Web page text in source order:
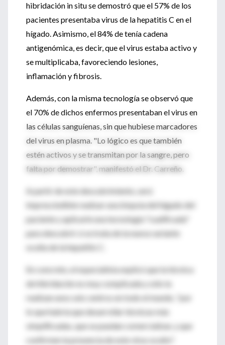
hibridación in situ se demostró que el 57% de los
pacientes presentaba virus de la hepatitis C en el
hígado. Asimismo, el 84% de tenía cadena
antigenómica, es decir, que el virus estaba activo y
se multiplicaba, favoreciendo lesiones,
inflamación y fibrosis.
Además, con la misma tecnología se observó que
el 70% de dichos enfermos presentaban el virus en
las células sanguíenas, sin que hubiese marcadores
del virus en plasma. "Lo lógico es que también
estén activos y se transmitan por la sangre, pero
falta por demostrar", manifestó el Dr. Carreño.
A partir de este descubrimiento, será
imprescindible realizar una biopsia del hígado del
paciente y aplicarle una tecnología "cualificada"
para descubrir si se trata de la nueva variante
oculta de la hepatitis C.
En concreto, el especialista explicó que la técnica
de hibridación es muy complicada y sólo la
realizan unos seis centros en todo el mundo, "por
lo que habría que desarrollar técnicas más
simplificadas, que se puedan comercializar, y que
confirmen la presencia de este virus oculto".